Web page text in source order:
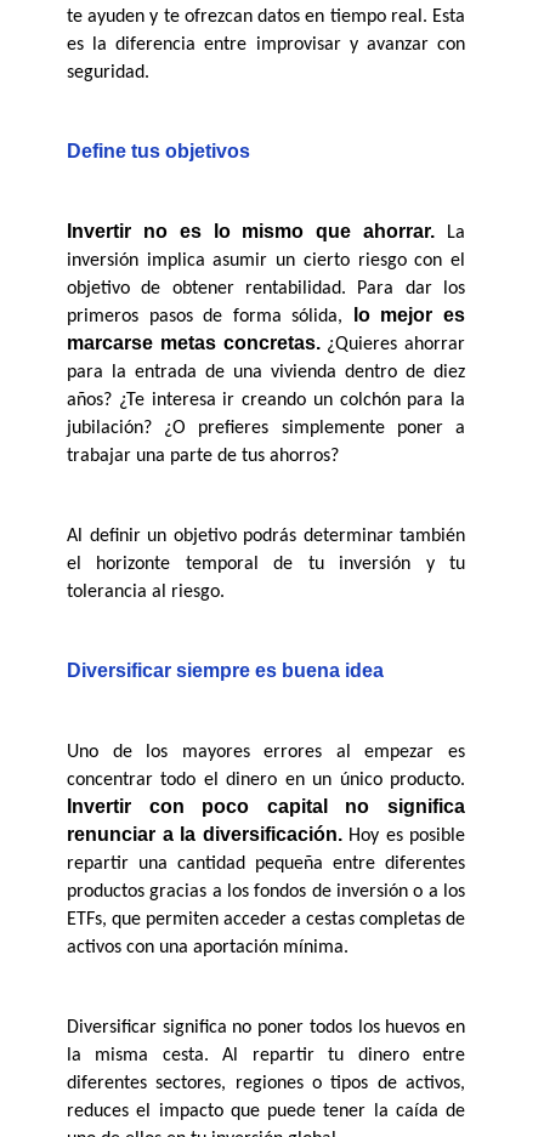
te ayuden y te ofrezcan datos en tiempo real. Esta
es la diferencia entre improvisar y avanzar con
seguridad.
Define tus objetivos
Invertir no es lo mismo que ahorrar. La
inversión implica asumir un cierto riesgo con el
objetivo de obtener rentabilidad. Para dar los
primeros pasos de forma sólida, lo mejor es
marcarse metas concretas. ¿Quieres ahorrar
para la entrada de una vivienda dentro de diez
años? ¿Te interesa ir creando un colchón para la
jubilación? ¿O prefieres simplemente poner a
trabajar una parte de tus ahorros?
Al definir un objetivo podrás determinar también
el horizonte temporal de tu inversión y tu
tolerancia al riesgo.
Diversificar siempre es buena idea
Uno de los mayores errores al empezar es
concentrar todo el dinero en un único producto.
Invertir con poco capital no significa
renunciar a la diversificación. Hoy es posible
repartir una cantidad pequeña entre diferentes
productos gracias a los fondos de inversión o a los
ETFs, que permiten acceder a cestas completas de
activos con una aportación mínima.
Diversificar significa no poner todos los huevos en
la misma cesta. Al repartir tu dinero entre
diferentes sectores, regiones o tipos de activos,
reduces el impacto que puede tener la caída de